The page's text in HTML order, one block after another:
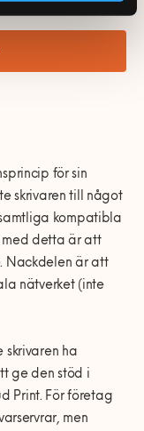
för sin
skrivaren till något
kompatibla
med detta är att
Nackdelen är att
nätverket (inte
skrivaren ha
ge den stöd i
Print. För företag
men